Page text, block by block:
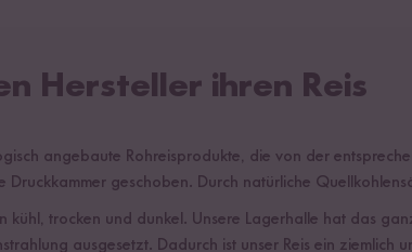
Hersteller ihren Reis
angebaute Rohreisprodukte, die von der
Druckkammer geschoben. Durch natürliche
kühl, trocken und dunkel. Unsere Lagerhalle hat das
ausgesetzt. Dadurch ist unser Reis ein